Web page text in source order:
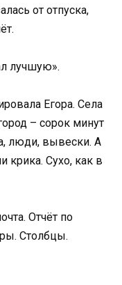
от отпуска,
лучшую».
Егора. Села
– сорок минут
люди, вывески. А
крика. Сухо, как в
Отчёт по
Столбцы.